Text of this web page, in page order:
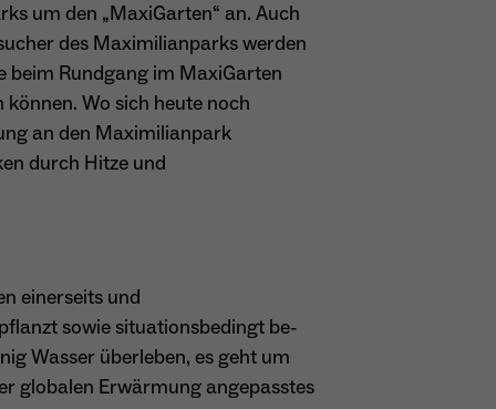
um den „MaxiGarten“ an. Auch
des Maximilianparks werden
beim Rundgang im MaxiGarten
Wo sich heute noch
an den Maximilianpark
durch Hitze und
einerseits und
sowie situationsbedingt be-
Wasser überleben, es geht um
globalen Erwärmung angepasstes